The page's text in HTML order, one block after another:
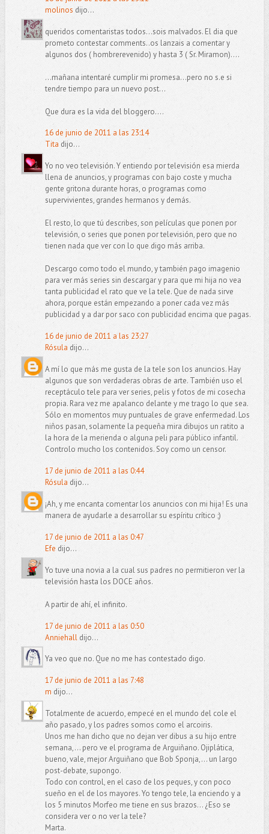
molinos dijo...
queridos comentaristas todos...sois malvados. El dia que
prometo contestar comments..os lanzais a comentar y
algunos dos ( hombrerevenido) y hasta 3 ( Sr. Miramon)....
...mañana intentaré cumplir mi promesa...pero no s.e si
tendre tiempo para un nuevo post...
Que dura es la vida del bloggero....
16 de junio de 2011 a las 23:14
Tita dijo...
Yo no veo televisión. Y entiendo por televisión esa mierda
llena de anuncios, y programas con bajo coste y mucha
gente gritona durante horas, o programas como
supervivientes, grandes hermanos y demás.
El resto, lo que tú describes, son películas que ponen por
televisión, o series que ponen por televisión, pero que no
tienen nada que ver con lo que digo más arriba.
Descargo como todo el mundo, y también pago imagenio
para ver más series sin descargar y para que mi hija no vea
tanta publicidad el rato que ve la tele. Que de nada sirve
ahora, porque están empezando a poner cada vez más
publicidad y a dar por saco con publicidad encima que pagas.
16 de junio de 2011 a las 23:27
Rósula dijo...
A mí lo que más me gusta de la tele son los anuncios. Hay
algunos que son verdaderas obras de arte. También uso el
receptáculo tele para ver series, pelis y fotos de mi cosecha
propia. Rara vez me apalanco delante y me trago lo que sea.
Sólo en momentos muy puntuales de grave enfermedad. Los
niños pasan, solamente la pequeña mira dibujos un ratito a
la hora de la merienda o alguna peli para público infantil.
Controlo mucho los contenidos. Soy como un censor.
17 de junio de 2011 a las 0:44
Rósula dijo...
¡Ah, y me encanta comentar los anuncios con mi hija! Es una
manera de ayudarle a desarrollar su espíritu crítico ;)
17 de junio de 2011 a las 0:47
Efe dijo...
Yo tuve una novia a la cual sus padres no permitieron ver la
televisión hasta los DOCE años.
A partir de ahí, el infinito.
17 de junio de 2011 a las 0:50
Anniehalldijo...
Ya veo que no. Que no me has contestado digo.
17 de junio de 2011 a las 7:48
m dijo...
Totalmente de acuerdo, empecé en el mundo del cole el
año pasado, y los padres somos como el arcoiris.
Unos me han dicho que no dejan ver dibus a su hijo entre
semana,... pero ve el programa de Arguiñano. Ojiplática,
bueno, vale, mejor Arguiñano que Bob Sponja,... un largo
post-debate, supongo.
Todo con control, en el caso de los peques, y con poco
sueño en el de los mayores. Yo tengo tele, la enciendo y a
los 5 minutos Morfeo me tiene en sus brazos... ¿Eso se
considera ver o no ver la tele?
Marta.